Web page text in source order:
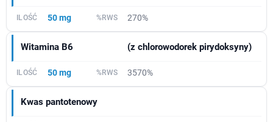
50 mg 270%
Witamina B6 (z chlorowodorek pirydoksyny)
50 mg 3570%
Kwas pantotenowy